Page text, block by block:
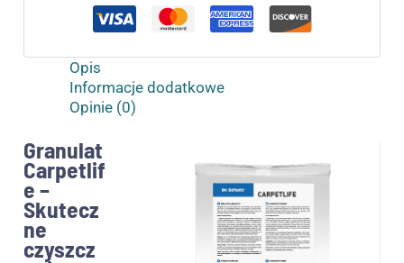
Opis
Informacje dodatkowe
Opinie (0)
Granulat
Carpetlif
e –
Skutecz
ne
czyszcz